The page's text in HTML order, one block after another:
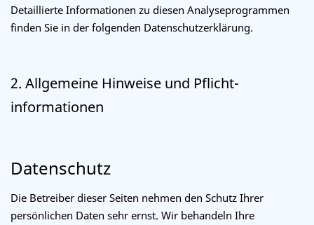
Detaillierte Informationen zu diesen Analyseprogrammen
finden Sie in der folgenden Datenschutzerklärung.
2. Allgemeine Hinweise und Pflicht­
informationen
Datenschutz
Die Betreiber dieser Seiten nehmen den Schutz Ihrer
persönlichen Daten sehr ernst. Wir behandeln Ihre